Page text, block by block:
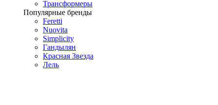
Трансформеры
Популярные бренды
Feretti
Nuovita
Simplicity
Гандылян
Красная Звезда
Лель